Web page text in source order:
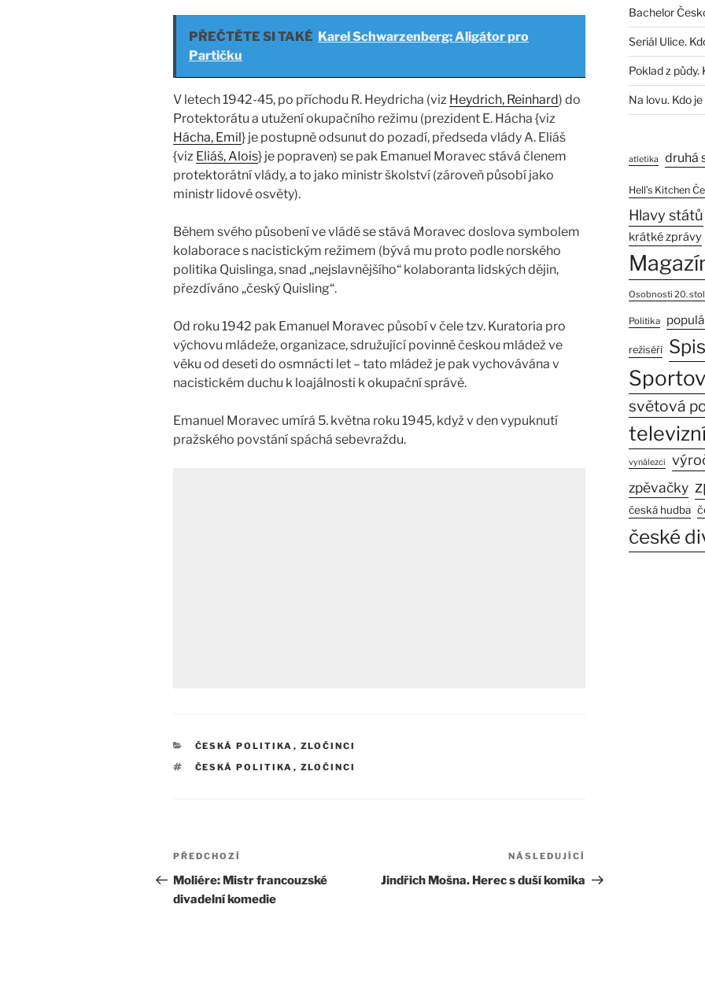
PŘEČTĚTE SI TAKÉ Karel Schwarzenberg: Aligátor pro
Partičku
V letech 1942-45, po příchodu R. Heydricha (viz Heydrich, Reinhard) do
Protektorátu a utužení okupačního režimu (prezident E. Hácha {viz
Hácha, Emil} je postupně odsunut do pozadí, předseda vlády A. Eliáš
{viz Eliáš, Alois} je popraven) se pak Emanuel Moravec stává členem
protektorátní vlády, a to jako ministr školství (zároveň působí jako
ministr lidové osvěty).
Během svého působení ve vládě se stává Moravec doslova symbolem
kolaborace s nacistickým režimem (bývá mu proto podle norského
politika Quislinga, snad „nejslavnějšího“ kolaboranta lidských dějin,
přezdíváno „český Quisling“.
Od roku 1942 pak Emanuel Moravec působí v čele tzv. Kuratoria pro
výchovu mládeže, organizace, sdružující povinně českou mládež ve
věku od deseti do osmnácti let – tato mládež je pak vychovávána v
nacistickém duchu k loajálnosti k okupační správě.
Emanuel Moravec umírá 5. května roku 1945, když v den vypuknutí
pražského povstání spáchá sebevraždu.
RUBRIKY
ČESKÁ POLITIKA , ZLOČINCI
ŠTÍTKY
ČESKÁ POLITIKA , ZLOČINCI
Navigace
pro
příspěvek
Předchozí
příspěvek
PŘEDCHOZÍ
Moliére: Mistr francouzské
divadelní komedie
příspěvek
NÁSLEDUJÍCÍ
Jindřich Mošna. Herec s duší komika
Bachelor
Seriál Ulice.
Poklad z půdy.
Na lovu. Kdo
atletika druhá
Hell’s Kitchen
Hlavy států
krátké zprávy
Osobnosti 20.
Politika
režiséři
světová
vynálezci
zpěvačky
česká hudba
české